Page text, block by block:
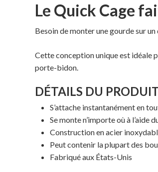
Le Quick Cage
Besoin de monter une gourde sur
Cette conception unique est idéale
porte-bidon.
DÉTAILS DU
S’attache instantanément en
Se monte n’importe où à
Construction en acier
Peut contenir la plupart des
Fabriqué aux États-Unis